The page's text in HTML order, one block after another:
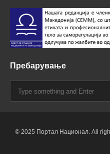
Пребарување
© 2025 Портал Национал. All